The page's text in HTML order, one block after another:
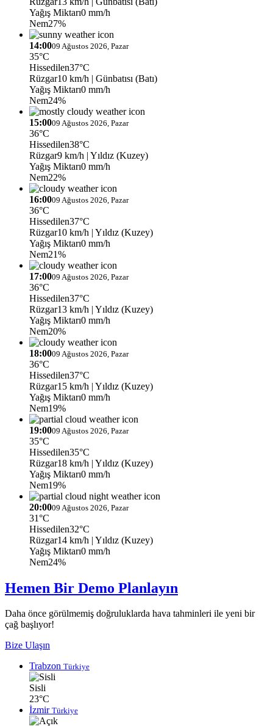
Yağış Miktarı0 mm/h
Nem27%
14:0009 Ağustos 2026, Pazar
35°C
Hissedilen37°C
Rüzgar10 km/h | Günbatısı (Batı)
Yağış Miktarı0 mm/h
Nem24%
15:0009 Ağustos 2026, Pazar
36°C
Hissedilen38°C
Rüzgar9 km/h | Yıldız (Kuzey)
Yağış Miktarı0 mm/h
Nem22%
16:0009 Ağustos 2026, Pazar
36°C
Hissedilen37°C
Rüzgar10 km/h | Yıldız (Kuzey)
Yağış Miktarı0 mm/h
Nem21%
17:0009 Ağustos 2026, Pazar
36°C
Hissedilen37°C
Rüzgar13 km/h | Yıldız (Kuzey)
Yağış Miktarı0 mm/h
Nem20%
18:0009 Ağustos 2026, Pazar
36°C
Hissedilen37°C
Rüzgar15 km/h | Yıldız (Kuzey)
Yağış Miktarı0 mm/h
Nem19%
19:0009 Ağustos 2026, Pazar
35°C
Hissedilen35°C
Rüzgar18 km/h | Yıldız (Kuzey)
Yağış Miktarı0 mm/h
Nem19%
20:0009 Ağustos 2026, Pazar
31°C
Hissedilen32°C
Rüzgar14 km/h | Yıldız (Kuzey)
Yağış Miktarı0 mm/h
Nem24%
Hemen Bir Demo Planlayın
Daha önce görülmemiş doğruluklarda hava tahminleri ile yeni bir
çağ başlıyor!
Bize Ulaşın
Trabzon Türkiye
Sisli
23°C
İzmir Türkiye